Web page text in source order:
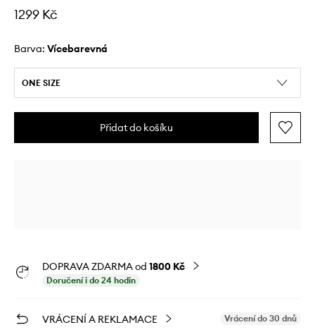
1299 Kč
Barva: vícebarevná
ONE SIZE
Přidat do košíku
DOPRAVA ZDARMA od 1800 Kč
Doručení i do 24 hodin
VRÁCENÍ A REKLAMACE Vrácení do 30 dnů